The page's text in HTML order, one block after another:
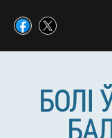
БОЛІ